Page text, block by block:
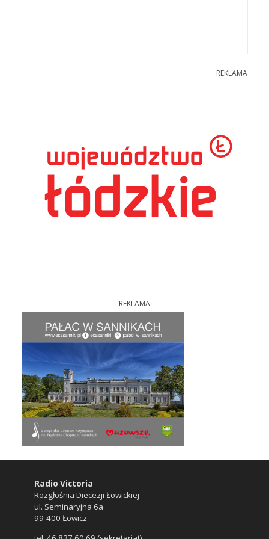
REKLAMA
REKLAMA
Radio Victoria
Rozgłośnia Diecezji Łowickiej
ul. Seminaryjna 6a
99-400 Łowicz